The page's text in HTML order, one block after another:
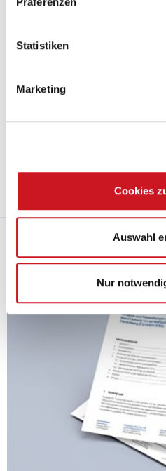
Statistiken
Marketing
Cookies
Auswahl
Nur
Farbenindustrie präsentiert für
gegenüber dem Vorjahr und
Leitfaden zu Mikroplastik